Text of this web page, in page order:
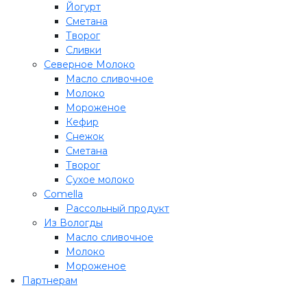
Йогурт
Сметана
Творог
Сливки
Северное Молоко
Масло сливочное
Молоко
Мороженое
Кефир
Снежок
Сметана
Творог
Сухое молоко
Comеlla
Рассольный продукт
Из Вологды
Масло сливочное
Молоко
Мороженое
Партнерам